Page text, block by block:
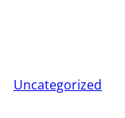
Uncategorized